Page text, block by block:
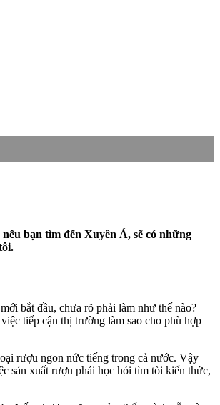
bạn tìm đến Xuyên Á, sẽ có những
bắt đầu, chưa rõ phải làm như thế nào?
tiếp cận thị trường làm sao cho phù hợp
rượu ngon nức tiếng trong cả nước. Vậy
sản xuất rượu phải học hỏi tìm tòi kiến thức,